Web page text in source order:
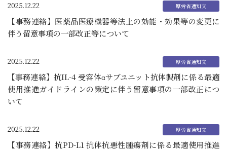
2025.12.22
【事務連絡】医薬品医療機器等法上の効能・効果等の変更に
伴う留意事項の一部改正等について
2025.12.22
【事務連絡】抗IL-4 受容体αサブユニット抗体製剤に係る最適
使用推進ガイドラインの策定に伴う留意事項の一部改正につ
いて
2025.12.22
【事務連絡】抗PD-L1 抗体抗悪性腫瘍剤に係る最適使用推進